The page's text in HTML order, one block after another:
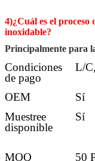
4)¿Cuál es el
inoxidable?
Principalmente para
Condiciones
de pago
L/
OEM
Sí
Muestree
disponible
Sí
MOQ
50